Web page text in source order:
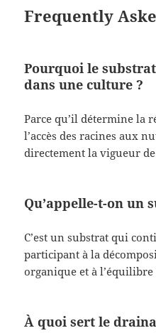
Frequently
Pourquoi le
dans une culture ?
Parce qu’il détermine la
l’accès des racines aux
directement la vigueur
Qu’appelle-t-on un
C’est un substrat qui
participant à la
organique et à
À quoi sert le